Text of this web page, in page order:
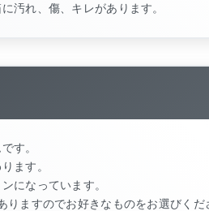
汚れ、傷、キレがあります。
す。
ます。
になっています。
りますのでお好きなものをお選びくだ